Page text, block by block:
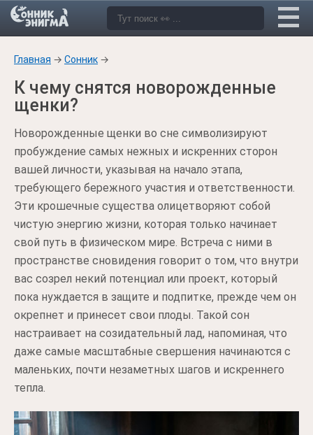
Главная → Сонник →
К чему снятся новорожденные
щенки?
Новорожденные щенки во сне символизируют
пробуждение самых нежных и искренних сторон
вашей личности, указывая на начало этапа,
требующего бережного участия и ответственности.
Эти крошечные существа олицетворяют собой
чистую энергию жизни, которая только начинает
свой путь в физическом мире. Встреча с ними в
пространстве сновидения говорит о том, что внутри
вас созрел некий потенциал или проект, который
пока нуждается в защите и подпитке, прежде чем он
окрепнет и принесет свои плоды. Такой сон
настраивает на созидательный лад, напоминая, что
даже самые масштабные свершения начинаются с
маленьких, почти незаметных шагов и искреннего
тепла.